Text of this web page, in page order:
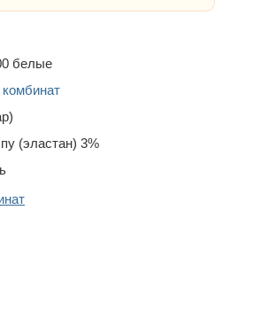
белые
(эластан) 3%